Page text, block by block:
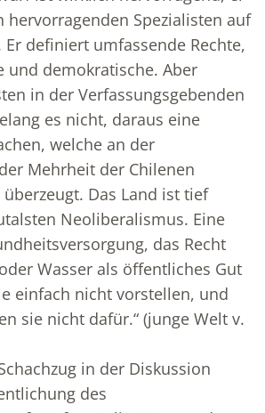
hervorragenden Spezialisten auf
definiert umfassende Rechte,
und demokratische. Aber
in der Verfassungsgebenden
es nicht, daraus eine
welche an der
Mehrheit der Chilenen
Das Land ist tief
Neoliberalismus. Eine
das Recht
Wasser als öffentliches Gut
einfach nicht vorstellen, und
sie nicht dafür.“ (junge Welt v.
in der Diskussion
des